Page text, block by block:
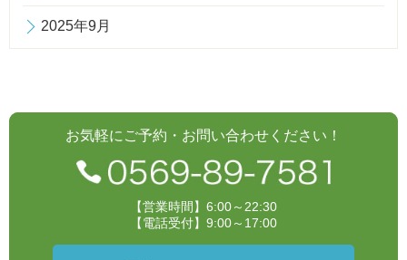
2025年9月
お気軽にご予約・お問い合わせください！
【営業時間】6:00～22:30
【電話受付】9:00～17:00